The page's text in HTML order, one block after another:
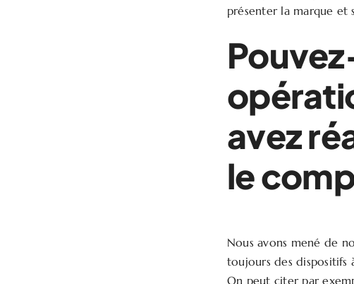
présenter la marque et
avez
le
Nous avons mené de
toujours des dispositifs
On peut citer par